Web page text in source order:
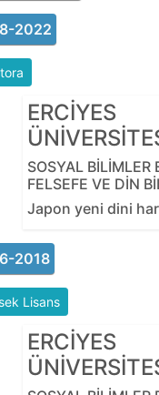
2022
ERCİYES
SOSYAL BİLİMLER
FELSEFE VE DİN
Japon yeni dini
2018
Lisans
ERCİYES